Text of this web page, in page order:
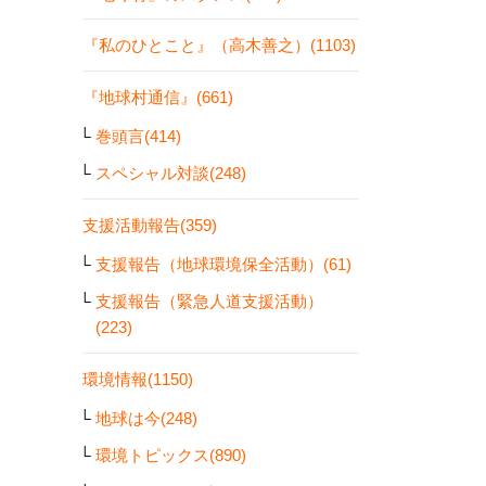
『私のひとこと』（高木善之）(1103)
『地球村通信』(661)
巻頭言(414)
スペシャル対談(248)
支援活動報告(359)
支援報告（地球環境保全活動）(61)
支援報告（緊急人道支援活動）
(223)
環境情報(1150)
地球は今(248)
環境トピックス(890)